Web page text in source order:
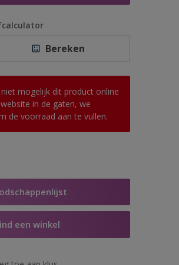
Bereken
mogelijk dit product online
in de gaten, we
de voorraad aan te vullen.
een winkel